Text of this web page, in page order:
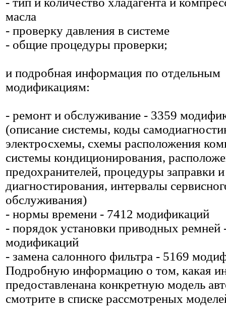
масла
- проверку давления в системе
- общие процедуры проверки;
и подробная информация по отдельным
модификациям:
- ремонт и обслуживание - 3359
(описание системы, коды
электросхемы, схемы расположения
системы кондиционирования,
предохранителей, процедуры заправки и
диагностирования, интервалы
обслуживания)
- нормы времени - 7412 модификаций
- порядок установки приводных ремней
модификаций
- замена салонного фильтра - 5169
Подробную информацию о том, какая
предоставленана конкретную модель
смотрите в списке рассмотреных